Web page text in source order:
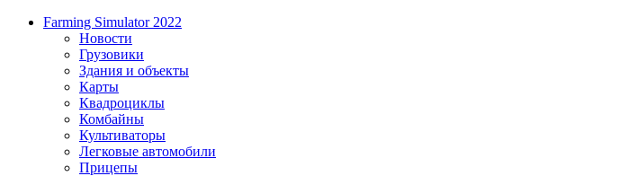
Farming Simulator 2022
Новости
Грузовики
Здания и объекты
Карты
Квадроциклы
Комбайны
Культиваторы
Легковые автомобили
Прицепы